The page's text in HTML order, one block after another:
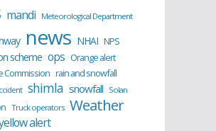
mandi Meteorological Department
news NHAI NPS
scheme ops Orange alert
Commission rain and snowfall
shimla snowfall Solan
Truck operators Weather
alert